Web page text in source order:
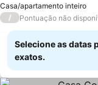
Casa/apartamento inteiro
/ Pontuação não
Selecione as datas
exatos.